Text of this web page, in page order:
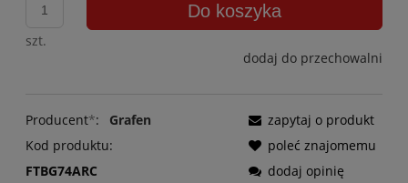
szt.
Do koszyka
dodaj do przechowalni
Producent*:
Grafen
Kod produktu:
FTBG74ARC
zapytaj o produkt
poleć znajomemu
dodaj opinię